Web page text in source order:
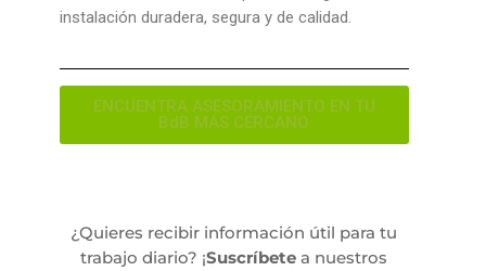
instalación duradera, segura y de calidad.
ENCUENTRA ASESORAMIENTO EN TU
BdB MÁS CERCANO
¿Quieres recibir información útil para tu
trabajo diario? ¡Suscríbete a nuestros